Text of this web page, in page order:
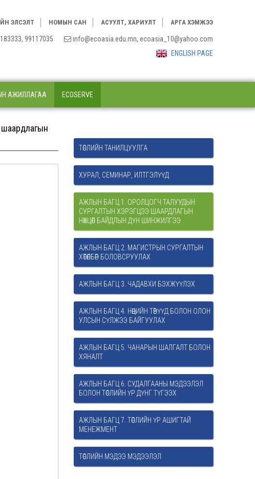
ЭЛСЭЛТ НОМЫН САН АСУУЛТ, ХАРИУЛТ АРГА ХЭМЖЭЭ
99117035
info@ecoasia.edu.mn, ecoasia_10@yahoo.com
ENGLISH PAGE
АЖИЛЛАГАА ECOSERVE
шаардлагын
ТӨСЛИЙН ТАНИЛЦУУЛГА
ХУРАЛ, СЕМИНАР, ИЛТГЭЛҮҮД
АЖЛЫН БАГЦ 1. ОРОЛЦОГЧ ТАЛУУДЫН
СУРГАЛТЫН ХЭРЭГЦЭЭ ШААРДЛАГЫН
НӨХЦӨЛ БАЙДЛЫН ДҮН ШИНЖИЛГЭЭ
АЖЛЫН БАГЦ 2. МАГИСТРЫН СУРГАЛТЫН
ХӨТӨЛБӨР БОЛОВСРУУЛАХ
АЖЛЫН БАГЦ 3. ЧАДАВХИ БЭХЖҮҮЛЭХ
АЖЛЫН БАГЦ 4. НӨӨЦИЙН ТӨВҮҮД БОЛОН ОЛОН
УЛСЫН СҮЛЖЭЭ БАЙГУУЛАХ
АЖЛЫН БАГЦ 5. ЧАНАРЫН ШАЛГАЛТ БОЛОН
ХЯНАЛТ
АЖЛЫН БАГЦ 6. СУДАЛГААНЫ МЭДЭЭЛЭЛ
БОЛОН ТӨСЛИЙН ҮР ДҮНГ ТҮГЭЭХ
АЖЛЫН БАГЦ 7. ТӨСЛИЙН ҮР АШИГТАЙ
МЕНЕЖМЕНТ
ТӨСЛИЙН МЭДЭЭ МЭДЭЭЛЭЛ